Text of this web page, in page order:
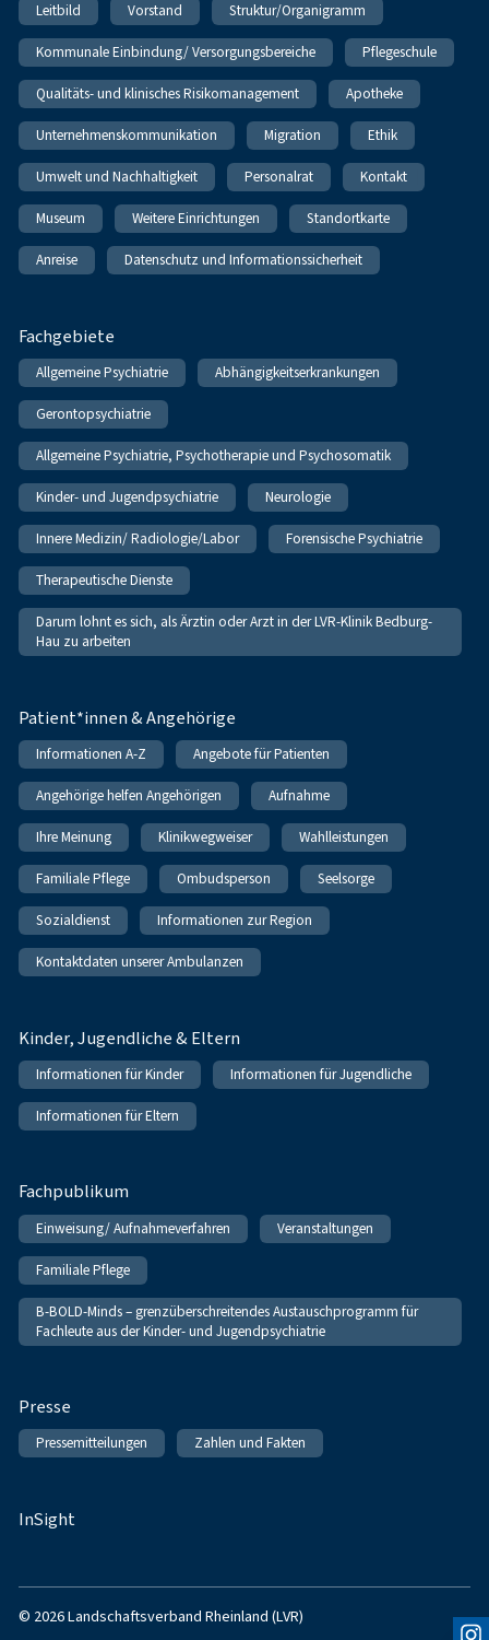
Leitbild Vorstand Struktur/Organigramm
Kommunale Einbindung/ Versorgungsbereiche Pflegeschule
Qualitäts- und klinisches Risikomanagement Apotheke
Unternehmenskommunikation Migration Ethik
Umwelt und Nachhaltigkeit Personalrat Kontakt
Museum Weitere Einrichtungen Standortkarte
Anreise Datenschutz und Informationssicherheit
Fachgebiete
Allgemeine Psychiatrie Abhängigkeitserkrankungen
Gerontopsychiatrie
Allgemeine Psychiatrie, Psychotherapie und Psychosomatik
Kinder- und Jugendpsychiatrie Neurologie
Innere Medizin/ Radiologie/Labor Forensische Psychiatrie
Therapeutische Dienste
Darum lohnt es sich, als Ärztin oder Arzt in der LVR-Klinik Bedburg-
Hau zu arbeiten
Patient*innen & Angehörige
Informationen A-Z Angebote für Patienten
Angehörige helfen Angehörigen Aufnahme
Ihre Meinung Klinikwegweiser Wahlleistungen
Familiale Pflege Ombudsperson Seelsorge
Sozialdienst Informationen zur Region
Kontaktdaten unserer Ambulanzen
Kinder, Jugendliche & Eltern
Informationen für Kinder Informationen für Jugendliche
Informationen für Eltern
Fachpublikum
Einweisung/ Aufnahmeverfahren Veranstaltungen
Familiale Pflege
B-BOLD-Minds – grenzüberschreitendes Austauschprogramm für
Fachleute aus der Kinder- und Jugendpsychiatrie
Presse
Pressemitteilungen Zahlen und Fakten
InSight
© 2026 Landschaftsverband Rheinland (LVR)